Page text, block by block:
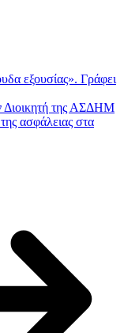
εξουσίας». Γράφει
Διοικητή της ΑΣΔΗΜ
ασφάλειας στα